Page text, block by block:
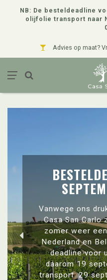
NB: De besteldeadline
olijfolie transport naar
Advies op maat?
Vanwege ons
Casa San Carlo
zomer weer
Nederland en
deadline voor
daarom 19
transport: 29